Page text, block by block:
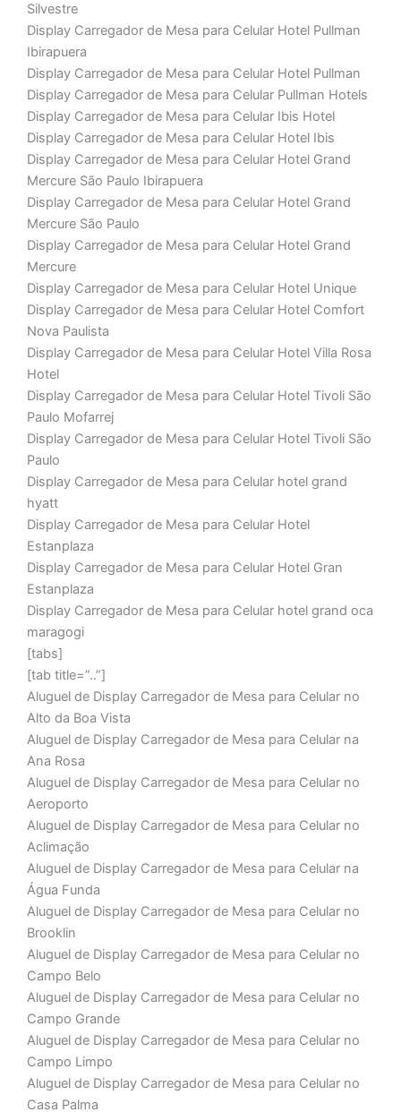
Silvestre
Display Carregador de Mesa para Celular Hotel Pullman
Ibirapuera
Display Carregador de Mesa para Celular Hotel Pullman
Display Carregador de Mesa para Celular Pullman Hotels
Display Carregador de Mesa para Celular Ibis Hotel
Display Carregador de Mesa para Celular Hotel Ibis
Display Carregador de Mesa para Celular Hotel Grand
Mercure São Paulo Ibirapuera
Display Carregador de Mesa para Celular Hotel Grand
Mercure São Paulo
Display Carregador de Mesa para Celular Hotel Grand
Mercure
Display Carregador de Mesa para Celular Hotel Unique
Display Carregador de Mesa para Celular Hotel Comfort
Nova Paulista
Display Carregador de Mesa para Celular Hotel Villa Rosa
Hotel
Display Carregador de Mesa para Celular Hotel Tivoli São
Paulo Mofarrej
Display Carregador de Mesa para Celular Hotel Tivoli São
Paulo
Display Carregador de Mesa para Celular hotel grand
hyatt
Display Carregador de Mesa para Celular Hotel
Estanplaza
Display Carregador de Mesa para Celular Hotel Gran
Estanplaza
Display Carregador de Mesa para Celular hotel grand oca
maragogi
[tabs]
[tab title=”..”]
Aluguel de Display Carregador de Mesa para Celular no
Alto da Boa Vista
Aluguel de Display Carregador de Mesa para Celular na
Ana Rosa
Aluguel de Display Carregador de Mesa para Celular no
Aeroporto
Aluguel de Display Carregador de Mesa para Celular no
Aclimação
Aluguel de Display Carregador de Mesa para Celular na
Água Funda
Aluguel de Display Carregador de Mesa para Celular no
Brooklin
Aluguel de Display Carregador de Mesa para Celular no
Campo Belo
Aluguel de Display Carregador de Mesa para Celular no
Campo Grande
Aluguel de Display Carregador de Mesa para Celular no
Campo Limpo
Aluguel de Display Carregador de Mesa para Celular no
Casa Palma